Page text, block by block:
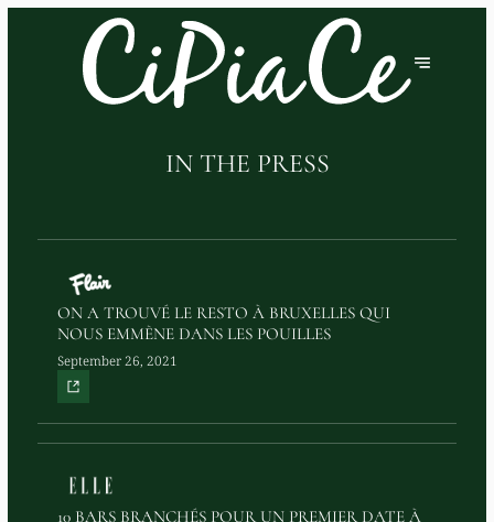
IN THE PRESS
ON A TROUVÉ LE RESTO À BRUXELLES QUI
NOUS EMMÈNE DANS LES POUILLES
September 26, 2021
10 BARS BRANCHÉS POUR UN PREMIER DATE À